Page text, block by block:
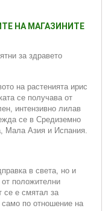
НА МАГАЗИНИТЕ
за здравето
на растенията ирис
се получава от
интензивно лилав
се в Средиземно
Мала Азия и Испания.
в света, но и
от положителни
е смятал за
само по отношение на